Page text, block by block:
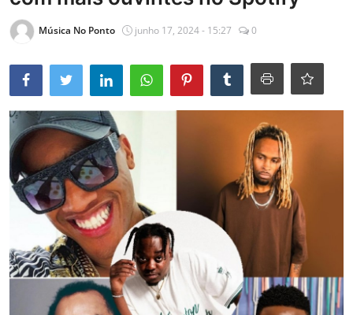
Entrevistas
Música No Ponto junho 17, 2024 - 15:27 0